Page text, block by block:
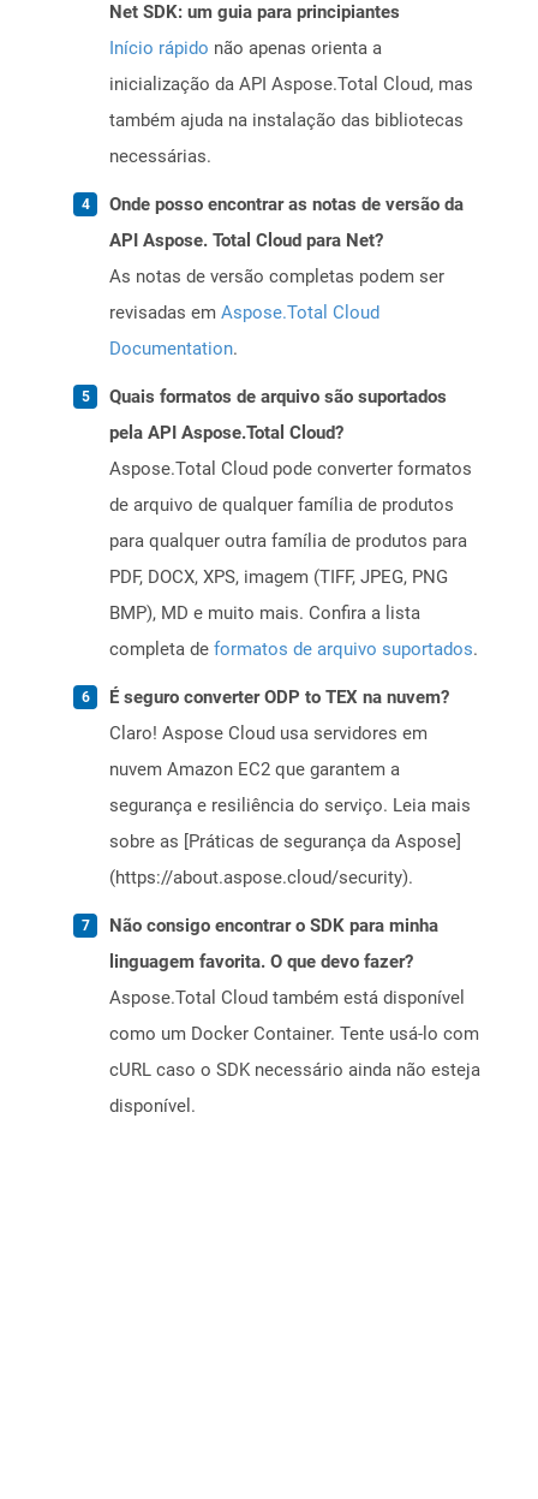
Net SDK: um guia para principiantes
Início rápido não apenas orienta a
inicialização da API Aspose.Total Cloud, mas
também ajuda na instalação das bibliotecas
necessárias.
Onde posso encontrar as notas de versão da
API Aspose. Total Cloud para Net?
As notas de versão completas podem ser
revisadas em Aspose.Total Cloud
Documentation.
Quais formatos de arquivo são suportados
pela API Aspose.Total Cloud?
Aspose.Total Cloud pode converter formatos
de arquivo de qualquer família de produtos
para qualquer outra família de produtos para
PDF, DOCX, XPS, imagem (TIFF, JPEG, PNG
BMP), MD e muito mais. Confira a lista
completa de formatos de arquivo suportados.
É seguro converter ODP to TEX na nuvem?
Claro! Aspose Cloud usa servidores em
nuvem Amazon EC2 que garantem a
segurança e resiliência do serviço. Leia mais
sobre as [Práticas de segurança da Aspose]
(https://about.aspose.cloud/security).
Não consigo encontrar o SDK para minha
linguagem favorita. O que devo fazer?
Aspose.Total Cloud também está disponível
como um Docker Container. Tente usá-lo com
cURL caso o SDK necessário ainda não esteja
disponível.